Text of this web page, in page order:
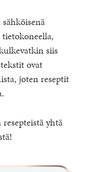
siis
ovat
joten reseptit
yhtä